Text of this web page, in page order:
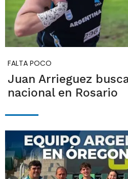
FALTA POCO
Juan Arrieguez
nacional en Rosario